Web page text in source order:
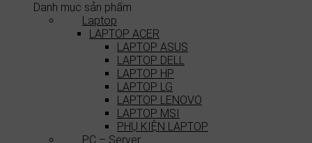
Danh mục sản phẩm
Laptop
LAPTOP ACER
LAPTOP ASUS
LAPTOP DELL
LAPTOP HP
LAPTOP LG
LAPTOP LENOVO
LAPTOP MSI
PHỤ KIỆN LAPTOP
PC – Server